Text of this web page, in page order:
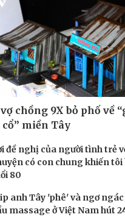
nghiệp
Công nghệ
Sành điệu
Tin Công nghệ
Trải nghiệm
Chuyển đổi số
Podcast
Câu chuyện thời
Đọc truyện đêm
Cửa sổ tình yêu
vợ chồng 9X bỏ phố về
miền Tây
đề nghị của người tình trẻ
có con chung khiến tôi
80
anh Tây 'phê' và ngơ
massage ở Việt Nam hút